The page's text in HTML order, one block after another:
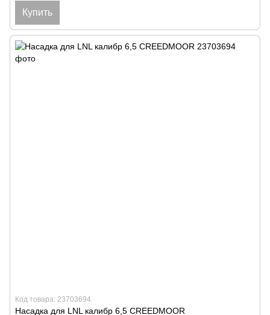
Купить
Код товара: 23703694
Насадка для LNL калибр 6,5 CREEDMOOR